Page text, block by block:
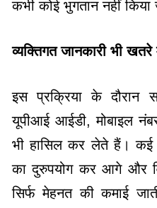
कभी कोई भुगतान नहीं किया
व्यक्तिगत जानकारी भी खतरे
इस प्रक्रिया के दौरान
यूपीआई आईडी, मोबाइल
भी हासिल कर लेते हैं। कई
का दुरुपयोग कर आगे और
सिर्फ मेहनत की कमाई